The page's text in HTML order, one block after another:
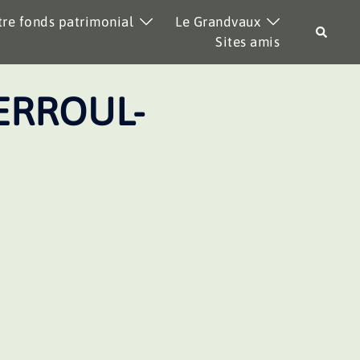
fonds patrimonial
Le Grandvaux
Sites amis